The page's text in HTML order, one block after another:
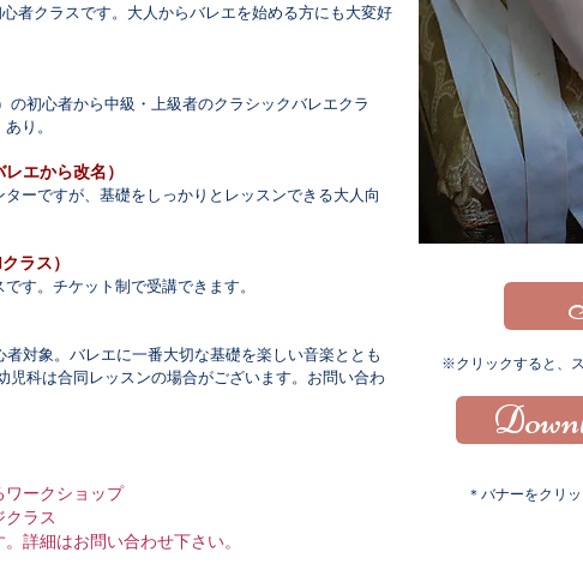
者クラスです。大人からバレエを始める方にも大変好
の初心者から中級・上級者のクラシックバレエクラ
り。
エから改名）
ーですが、基礎をしっかりとレッスンできる大人向
ラス）
す。チケット制で受講できます。
対象。バレエに一番大切な基礎を楽しい音楽ととも
児科は合同レッスンの場合がございます。お問い合わ
ークショップ
ラス
詳細はお問い合わせ下さい。
​※クリックすると、
＊バナーをクリ